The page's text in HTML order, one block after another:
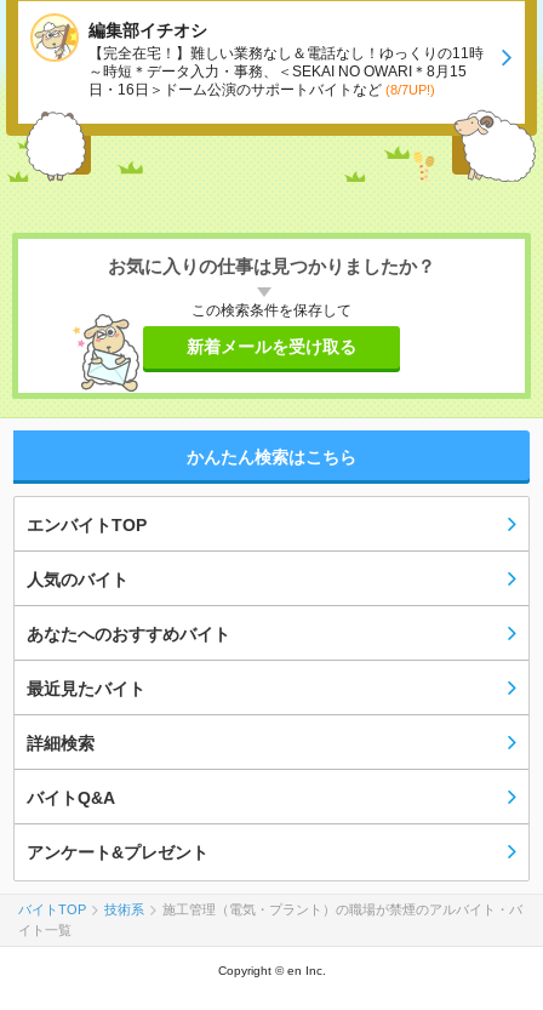
編集部イチオシ
【完全在宅！】難しい業務なし＆電話なし！ゆっくりの11時
～時短＊データ入力・事務、＜SEKAI NO OWARI＊8月15
日・16日＞ドーム公演のサポートバイトなど (8/7UP!)
お気に入りの仕事は見つかりましたか？
この検索条件を保存して
新着メールを受け取る
かんたん検索はこちら
エンバイトTOP
人気のバイト
あなたへのおすすめバイト
最近見たバイト
詳細検索
バイトQ&A
アンケート&プレゼント
バイトTOP 技術系
施工管理（電気・プラント）の職場が禁煙のアルバイト・バ
イト一覧
Copyright © en Inc.